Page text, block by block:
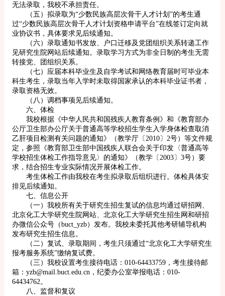
无法录取，我校不承担责任。
（五）拟录取为“少数民族高层次骨干人才计划”的考生通
过“少数民族高层次骨干人才计划资格申请平台”在线签订定向就
业协议书，具体要求见后续通知。
（六）录取通知书发放、户口迁移及党团组织关系转递工作
见研究生院网站后续通知。录取学习方式为非全日制的考生无需
转接党、团组织关系。
（七）应届本科毕业生及自学考试和网络教育届时可毕业本
科生考生，录取当年入学时未取得国家承认的本科毕业证书者，
录取资格无效。
（八）调档事项见后续通知。
六、体检
我校根据《中华人民共和国残疾人教育条例》和《教育部办
公厅卫生部办公厅关于普通高等学校招生学生入学身体检查取消
乙肝项目检测有关问题的通知》（教学厅〔2010〕2号）等文件规
定，参照《教育部卫生部中国残疾人联合会关于印发〈普通高等
学校招生体检工作指导意见〉的通知》（教学〔2003〕3号）要
求，结合招生专业实际情况开展体检工作。
考生体检工作由我校在考生拟录取后组织进行。体检具体安
排见后续通知。
七、信息公开
（一）我校所有关于研究生招生复试的信息均通过研招网、
北京化工大学研究生院网站、北京化工大学研究生招生网和研招
办微信公众号（buct_yzb）发布。我校未委托其他考研辅导机构
发布研究生招生信息。
（二）复试、录取期间，考生只须通过“北京化工大学研究生
报考服务系统”缴纳复试费。
（三）我校设置考生接待电话：010-64433759，考生接待邮
箱：yzb@mail.buct.edu.cn，纪委办公室举报电话：010-
64434762。
八、监督和复议